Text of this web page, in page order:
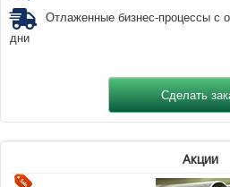
Отлаженные бизнес-процессы с
дни
Акции